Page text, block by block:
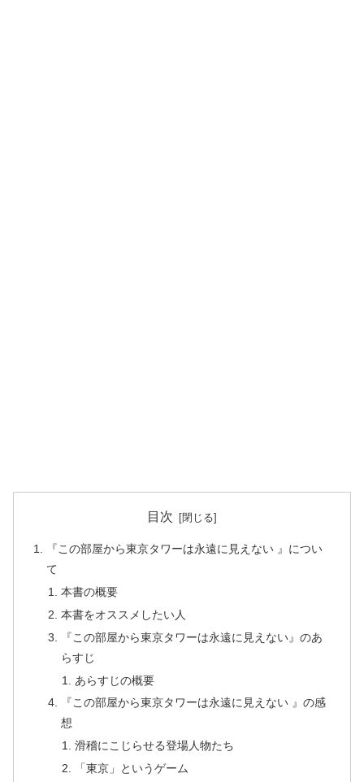
目次
『この部屋から東京タワーは永遠に見えない 』につい
て
本書の概要
本書をオススメしたい人
『この部屋から東京タワーは永遠に見えない』のあ
らすじ
あらすじの概要
『この部屋から東京タワーは永遠に見えない 』の感
想
滑稽にこじらせる登場人物たち
「東京」というゲーム